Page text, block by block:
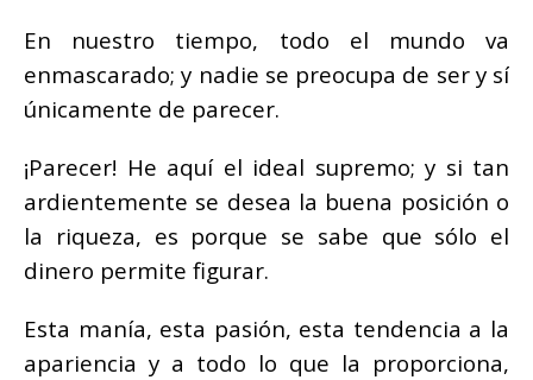
En nuestro tiempo, todo el mundo va
enmascarado; y nadie se preocupa de ser y sí
únicamente de parecer.
¡Parecer! He aquí el ideal supremo; y si tan
ardientemente se desea la buena posición o
la riqueza, es porque se sabe que sólo el
dinero permite figurar.
Esta manía, esta pasión, esta tendencia a la
apariencia y a todo lo que la proporciona,